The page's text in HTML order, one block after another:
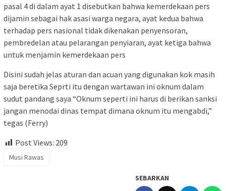
pasal 4 di dalam ayat 1 disebutkan bahwa kemerdekaan pers
dijamin sebagai hak asasi warga negara, ayat kedua bahwa
terhadap pers nasional tidak dikenakan penyensoran,
pembredelan atau pelarangan penyiaran, ayat ketiga bahwa
untuk menjamin kemerdekaan pers
Disini sudah jelas aturan dan acuan yang digunakan kok masih
saja beretika Seprti itu dengan wartawan ini oknum dalam
sudut pandang saya “Oknum seperti ini harus di berikan sanksi
jangan menodai dinas tempat dimana oknum itu mengabdi,”
tegas (Ferry)
Post Views: 209
Musi Rawas
SEBARKAN